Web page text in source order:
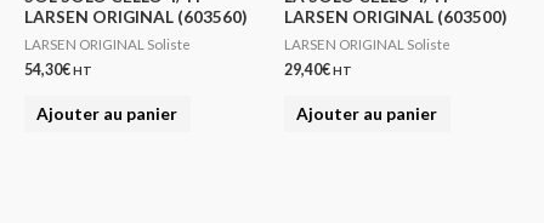
LARSEN ORIGINAL (603560)
LARSEN ORIGINAL Soliste
54,30€HT
Ajouter au panier
LARSEN ORIGINAL (603500)
LARSEN ORIGINAL Soliste
29,40€HT
Ajouter au panier